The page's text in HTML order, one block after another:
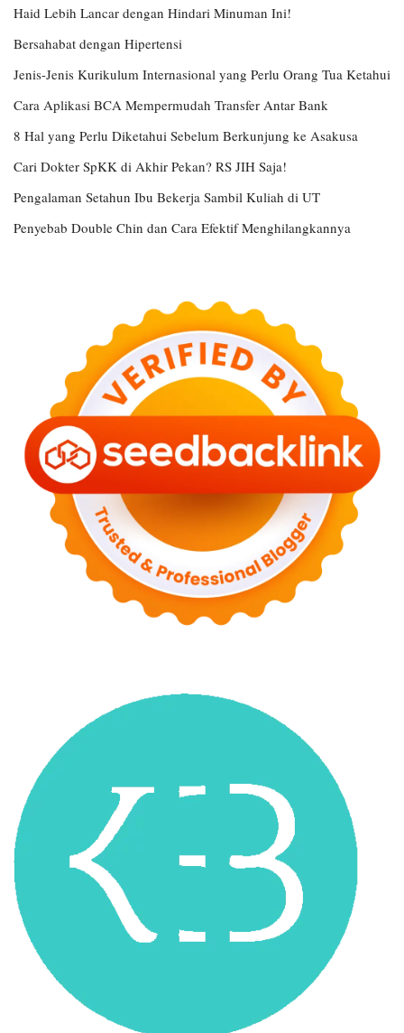
Haid Lebih Lancar dengan Hindari Minuman Ini!
Bersahabat dengan Hipertensi
Jenis-Jenis Kurikulum Internasional yang Perlu Orang Tua Ketahui
Cara Aplikasi BCA Mempermudah Transfer Antar Bank
8 Hal yang Perlu Diketahui Sebelum Berkunjung ke Asakusa
Cari Dokter SpKK di Akhir Pekan? RS JIH Saja!
Pengalaman Setahun Ibu Bekerja Sambil Kuliah di UT
Penyebab Double Chin dan Cara Efektif Menghilangkannya